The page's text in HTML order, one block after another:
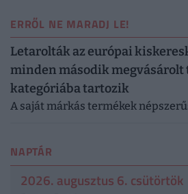
ERRŐL NE MARADJ LE!
Letarolták az európai
minden második megvásárolt
kategóriába tartozik
A saját márkás termékek
NAPTÁR
2026. augusztus 6. csütörtök